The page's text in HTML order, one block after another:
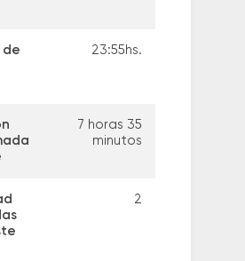
de
23:55hs.
7 horas 35
minutos
2